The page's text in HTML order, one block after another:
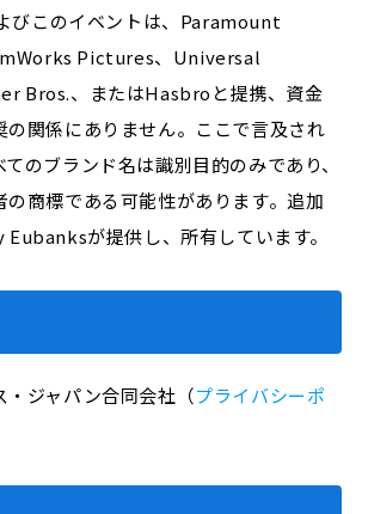
びこのイベントは、Paramount
Pictures、Universal
Bros.、またはHasbroと提携、資金
の関係にありません。ここで言及され
のブランド名は識別目的のみであり、
の商標である可能性があります。追加
が提供し、所有しています。
・ジャパン合同会社（プライバシーポ